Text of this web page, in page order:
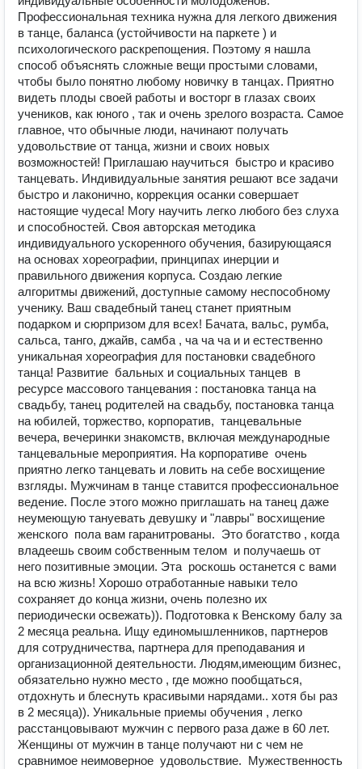
Профессиональная техника нужна для легкого движения
в танце, баланса (устойчивости на паркете ) и
психологического раскрепощения. Поэтому я нашла
способ объяснять сложные вещи простыми словами,
чтобы было понятно любому новичку в танцах. Приятно
видеть плоды своей работы и восторг в глазах своих
учеников, как юного , так и очень зрелого возраста. Самое
главное, что обычные люди, начинают получать
удовольствие от танца, жизни и своих новых
возможностей! Приглашаю научиться быстро и красиво
танцевать. Индивидуальные занятия решают все задачи
быстро и лаконично, коррекция осанки совершает
настоящие чудеса! Могу научить легко любого без слуха
и способностей. Своя авторская методика
индивидуального ускоренного обучения, базирующаяся
на основах хореографии, принципах инерции и
правильного движения корпуса. Создаю легкие
алгоритмы движений, доступные самому неспособному
ученику. Ваш свадебный танец станет приятным
подарком и сюрпризом для всех! Бачата, вальс, румба,
сальса, танго, джайв, самба , ча ча ча и и естественно
уникальная хореография для постановки свадебного
танца! Развитие бальных и социальных танцев в
ресурсе массового танцевания : постановка танца на
свадьбу, танец родителей на свадьбу, постановка танца
на юбилей, торжество, корпоратив, танцевальные
вечера, вечеринки знакомств, включая международные
танцевальные мероприятия. На корпоративе очень
приятно легко танцевать и ловить на себе восхищение
взгляды. Мужчинам в танце ставится профессиональное
ведение. После этого можно приглашать на танец даже
неумеющую тануевать девушку и "лавры" восхищение
женского пола вам гаранитрованы. Это богатство , когда
владеешь своим собственным телом и получаешь от
него позитивные эмоции. Эта роскошь останется с вами
на всю жизнь! Хорошо отработанные навыки тело
сохраняет до конца жизни, очень полезно их
периодически освежать)). Подготовка к Венскому балу за
2 месяца реальна. Ищу единомышленников, партнеров
для сотрудничества, партнера для преподавания и
организационной деятельности. Людям,имеющим бизнес,
обязательно нужно место , где можно пообщаться,
отдохнуть и блеснуть красивыми нарядами.. хотя бы раз
в 2 месяца)). Уникальные приемы обучения , легко
расстанцовывают мужчин с первого раза даже в 60 лет.
Женщины от мужчин в танце получают ни с чем не
сравнимое неимоверное удовольствие. Мужественность